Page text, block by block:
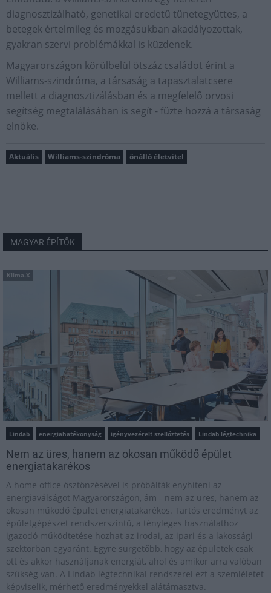
diagnosztizálható, genetikai eredetű tünetegyüttes, a
betegek értelmileg és mozgásukban akadályozottak,
gyakran szervi problémákkal is küzdenek.
Magyarországon körülbelül ötszáz családot érint a
Williams-szindróma, a társaság a tapasztalatcsere
mellett a diagnosztizálásban és a megfelelő orvosi
segítség megtalálásában is segít - fűzte hozzá a társaság
elnöke.
Aktuális Williams-szindróma önálló életvitel
MAGYAR ÉPÍTŐK
Klíma-X
Lindab energiahatékonyság igényvezérelt szellőztetés Lindab légtechnika
Nem az üres, hanem az okosan működő épület
energiatakarékos
A home office ösztönzésével is próbálták enyhíteni az
energiaválságot Magyarországon, ám - nem az üres, hanem az
okosan működő épület energiatakarékos. Tartós eredményt az
épületgépészet rendszerszintű, a tényleges használathoz
igazodó működtetése hozhat az irodai, az ipari és a lakossági
szektorban egyaránt. Egyre sürgetőbb, hogy az épületek csak
ott és akkor használjanak energiát, ahol és amikor arra valóban
szükség van. A Lindab légtechnikai rendszerei ezt a szemléletet
képviselik, mérhető eredményekkel alátámasztva.